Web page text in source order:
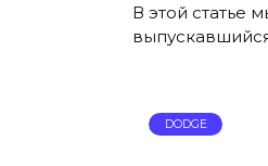
В этой статье
DODGE